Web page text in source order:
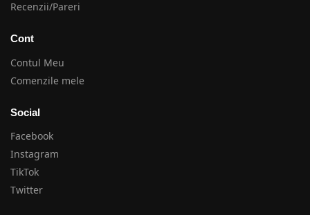
Recenzii/Pareri
Cont
Contul Meu
Comenzile mele
Social
Facebook
Instagram
TikTok
Twitter